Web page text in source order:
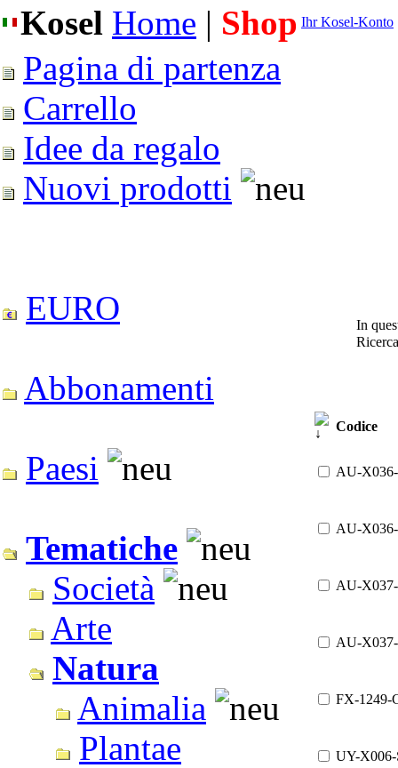
Kosel Home | Shop Ihr Kosel-Konto
Pagina di partenza
Carrello
Idee da regalo
Nuovi prodotti
EURO
Abbonamenti
Paesi
Tematiche
Società
Arte
Natura
Animalia
Plantae
In
Codice
AU-
AU-
AU-
AU-
FX-1249-
UY-X006-